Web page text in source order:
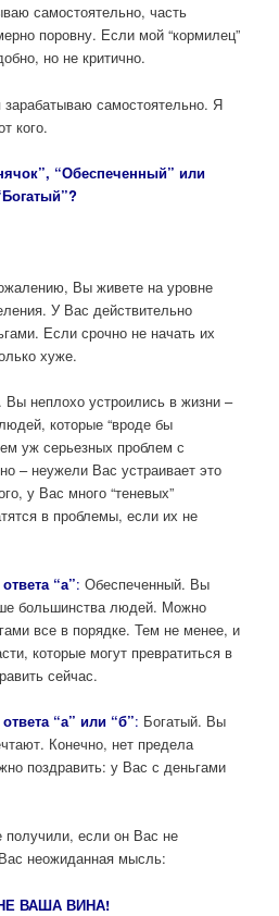
самостоятельно, часть
поровну. Если мой “кормилец”
но не критично.
самостоятельно. Я
кого.
“Обеспеченный” или
Вы живете на уровне
У Вас действительно
Если срочно не начать их
хуже.
Вы неплохо устроились в жизни –
которые “вроде бы
уж серьезных проблем с
– неужели Вас устраивает это
у Вас много “теневых”
в проблемы, если их не
“а”: Обеспеченный. Вы
большинства людей. Можно
все в порядке. Тем не менее, и
которые могут превратиться в
сейчас.
“а” или “б”: Богатый. Вы
Конечно, нет предела
поздравить: у Вас с деньгами
получили, если он Вас не
неожиданная мысль:
ВАША ВИНА!